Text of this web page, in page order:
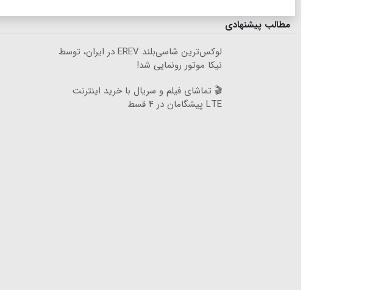
مطالب پیشنهادی
لوکس‌ترین شاسی‌بلند EREV در ایران، توسط
نیکا موتور رونمایی شد!
🎬 تماشای فیلم و سریال با خرید اینترنت
LTE پیشگامان در ۴ قسط